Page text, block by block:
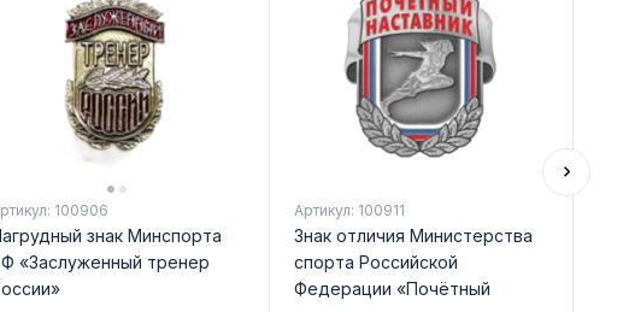
100906
знак Минспорта
«Заслуженный тренер
Артикул: 100911
Знак отличия Министерства
спорта Российской
Федерации «Почётный